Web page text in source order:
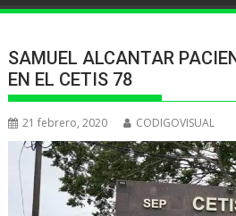
SAMUEL ALCANTAR
EN EL CETIS 78
21 febrero, 2020 CODIGOVISUAL